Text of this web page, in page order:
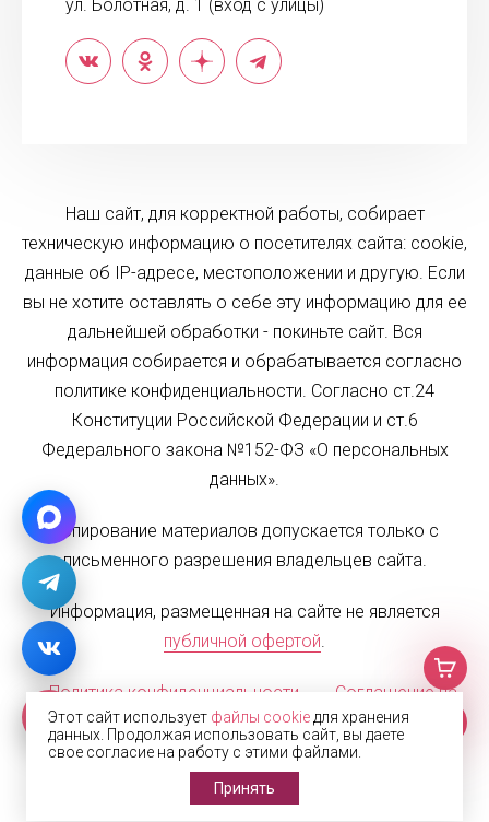
ул. Болотная, д. 1 (вход с улицы)
Наш сайт, для корректной работы, собирает
техническую информацию о посетителях сайта: cookie,
данные об IP-адресе, местоположении и другую. Если
вы не хотите оставлять о себе эту информацию для ее
дальнейшей обработки - покиньте сайт. Вся
информация собирается и обрабатывается согласно
политике конфиденциальности. Согласно ст.24
Конституции Российской Федерации и ст.6
Федерального закона №152-ФЗ «О персональных
данных».
Копирование материалов допускается только с
письменного разрешения владельцев сайта.
Информация, размещенная на сайте не является
публичной офертой.
Политика конфиденциальности
Соглашение на
обработку персональных данных
Карта сайта
© 2002—2026 Жалюзи.РФ
Этот сайт использует файлы cookie для хранения
данных. Продолжая использовать сайт, вы даете
свое согласие на работу с этими файлами.
Принять